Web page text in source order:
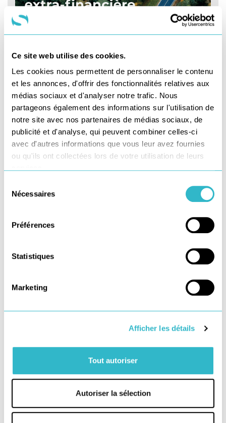
Ce site web utilise des cookies.
Les cookies nous permettent de personnaliser le contenu
et les annonces, d'offrir des fonctionnalités relatives aux
médias sociaux et d'analyser notre trafic. Nous
partageons également des informations sur l'utilisation de
notre site avec nos partenaires de médias sociaux, de
publicité et d'analyse, qui peuvent combiner celles-ci
avec d'autres informations que vous leur avez fournies
ou qu'ils ont collectées lors de votre utilisation de leurs
Nécessaires
Préférences
Statistiques
Marketing
Afficher les détails
Tout autoriser
Autoriser la sélection
blog du dernier km